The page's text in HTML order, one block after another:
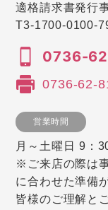
適格請求書発行
T3-1700-0100-
0736-
0736-62-
営業時間
月～土曜日 9：
※ご来店の際は
に合わせた準備
皆様のご理解と